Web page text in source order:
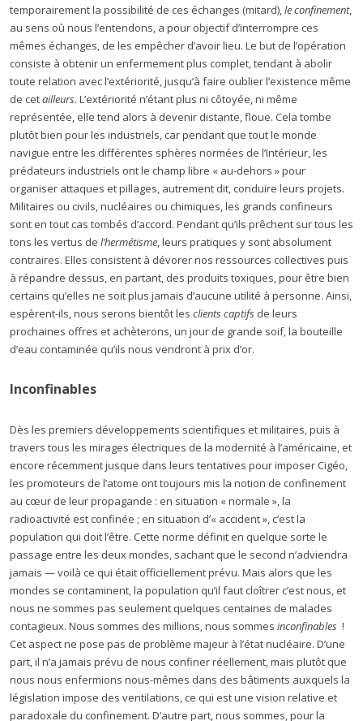
temporairement la possibilité de ces échanges (mitard),le confinement,
au sens où nous l’entendons, a pour objectif d’interrompre ces
mêmes échanges, de les empêcher d’avoir lieu. Le but de l’opération
consiste à obtenir un enfermement plus complet, tendant à abolir
toute relation avec l’extériorité, jusqu’à faire oublier l’existence même
de cetailleurs. L’extériorité n’étant plus ni côtoyée, ni même
représentée, elle tend alors à devenir distante, floue. Cela tombe
plutôt bien pour les industriels, car pendant que tout le monde
navigue entre les différentes sphères normées de l’Intérieur, les
prédateurs industriels ont le champ libre « au-dehors » pour
organiser attaques et pillages, autrement dit, conduire leurs projets.
Militaires ou civils, nucléaires ou chimiques, les grands confineurs
sont en tout cas tombés d’accord. Pendant qu’ils prêchent sur tous les
tons les vertus de l’hermétisme, leurs pratiques y sont absolument
contraires. Elles consistent à dévorer nos ressources collectives puis
à répandre dessus, en partant, des produits toxiques, pour être bien
certains qu’elles ne soit plus jamais d’aucune utilité à personne. Ainsi,
espèrent-ils, nous serons bientôt les clients captifs de leurs
prochaines offres et achèterons, un jour de grande soif, la bouteille
d’eau contaminée qu’ils nous vendront à prix d’or.
Inconfinables
Dès les premiers développements scientifiques et militaires, puis à
travers tous les mirages électriques de la modernité à l’américaine, et
encore récemment jusque dans leurs tentatives pour imposer Cigéo,
les promoteurs de l’atome ont toujours mis la notion de confinement
au cœur de leur propagande : en situation « normale », la
radioactivité est confinée ; en situation d’« accident », c’est la
population qui doit l’être. Cette norme définit en quelque sorte le
passage entre les deux mondes, sachant que le second n’adviendra
jamais — voilà ce qui était officiellement prévu. Mais alors que les
mondes se contaminent, la population qu’il faut cloîtrer c’est nous, et
nous ne sommes pas seulement quelques centaines de malades
contagieux. Nous sommes des millions, nous sommes inconfinables !
Cet aspect ne pose pas de problème majeur à l’état nucléaire. D’une
part, il n’a jamais prévu de nous confiner réellement, mais plutôt que
nous nous enfermions nous-mêmes dans des bâtiments auxquels la
législation impose des ventilations, ce qui est une vision relative et
paradoxale du confinement. D’autre part, nous sommes, pour la